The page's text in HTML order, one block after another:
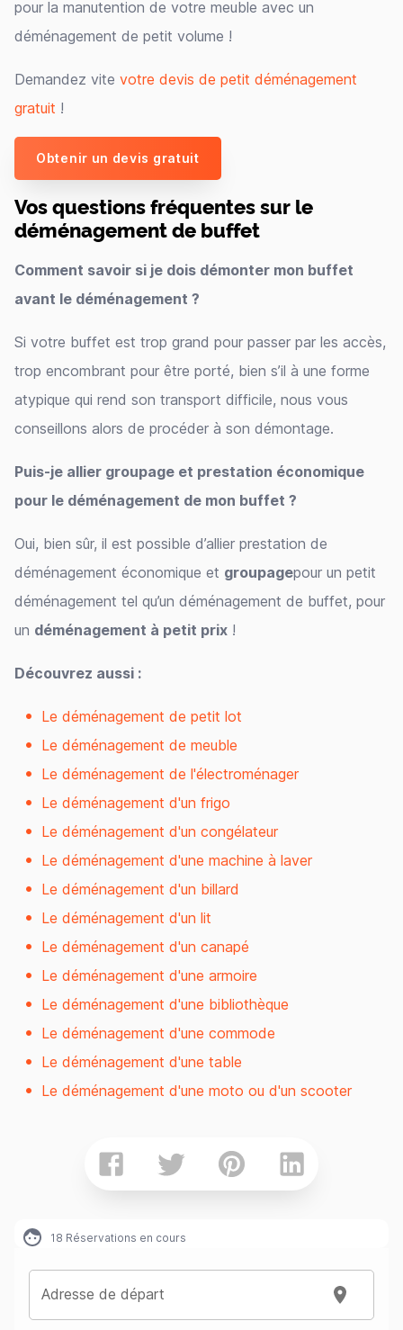
pour la manutention de votre meuble avec un
déménagement de petit volume !
Demandez vite votre devis de petit déménagement
gratuit !
Obtenir un devis gratuit
Vos questions fréquentes sur le
déménagement de buffet
Comment savoir si je dois démonter mon buffet
avant le déménagement ?
Si votre buffet est trop grand pour passer par les accès,
trop encombrant pour être porté, bien s’il à une forme
atypique qui rend son transport difficile, nous vous
conseillons alors de procéder à son démontage.
Puis-je allier groupage et prestation économique
pour le déménagement de mon buffet ?
Oui, bien sûr, il est possible d’allier prestation de
déménagement économique et groupagepour un petit
déménagement tel qu’un déménagement de buffet, pour
un déménagement à petit prix !
Découvrez aussi :
Le déménagement de petit lot
Le déménagement de meuble
Le déménagement de l'électroménager
Le déménagement d'un frigo
Le déménagement d'un congélateur
Le déménagement d'une machine à laver
Le déménagement d'un billard
Le déménagement d'un lit
Le déménagement d'un canapé
Le déménagement d'une armoire
Le déménagement d'une bibliothèque
Le déménagement d'une commode
Le déménagement d'une table
Le déménagement d'une moto ou d'un scooter
18 Réservations en cours
Adresse de départ